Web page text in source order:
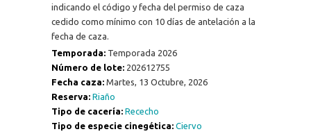
indicando el código y fecha del permiso de caza
cedido como mínimo con 10 días de antelación a la
fecha de caza.
Temporada: Temporada 2026
Número de lote: 202612755
Fecha caza: Martes, 13 Octubre, 2026
Reserva: Riaño
Tipo de cacería: Rececho
Tipo de especie cinegética: Ciervo